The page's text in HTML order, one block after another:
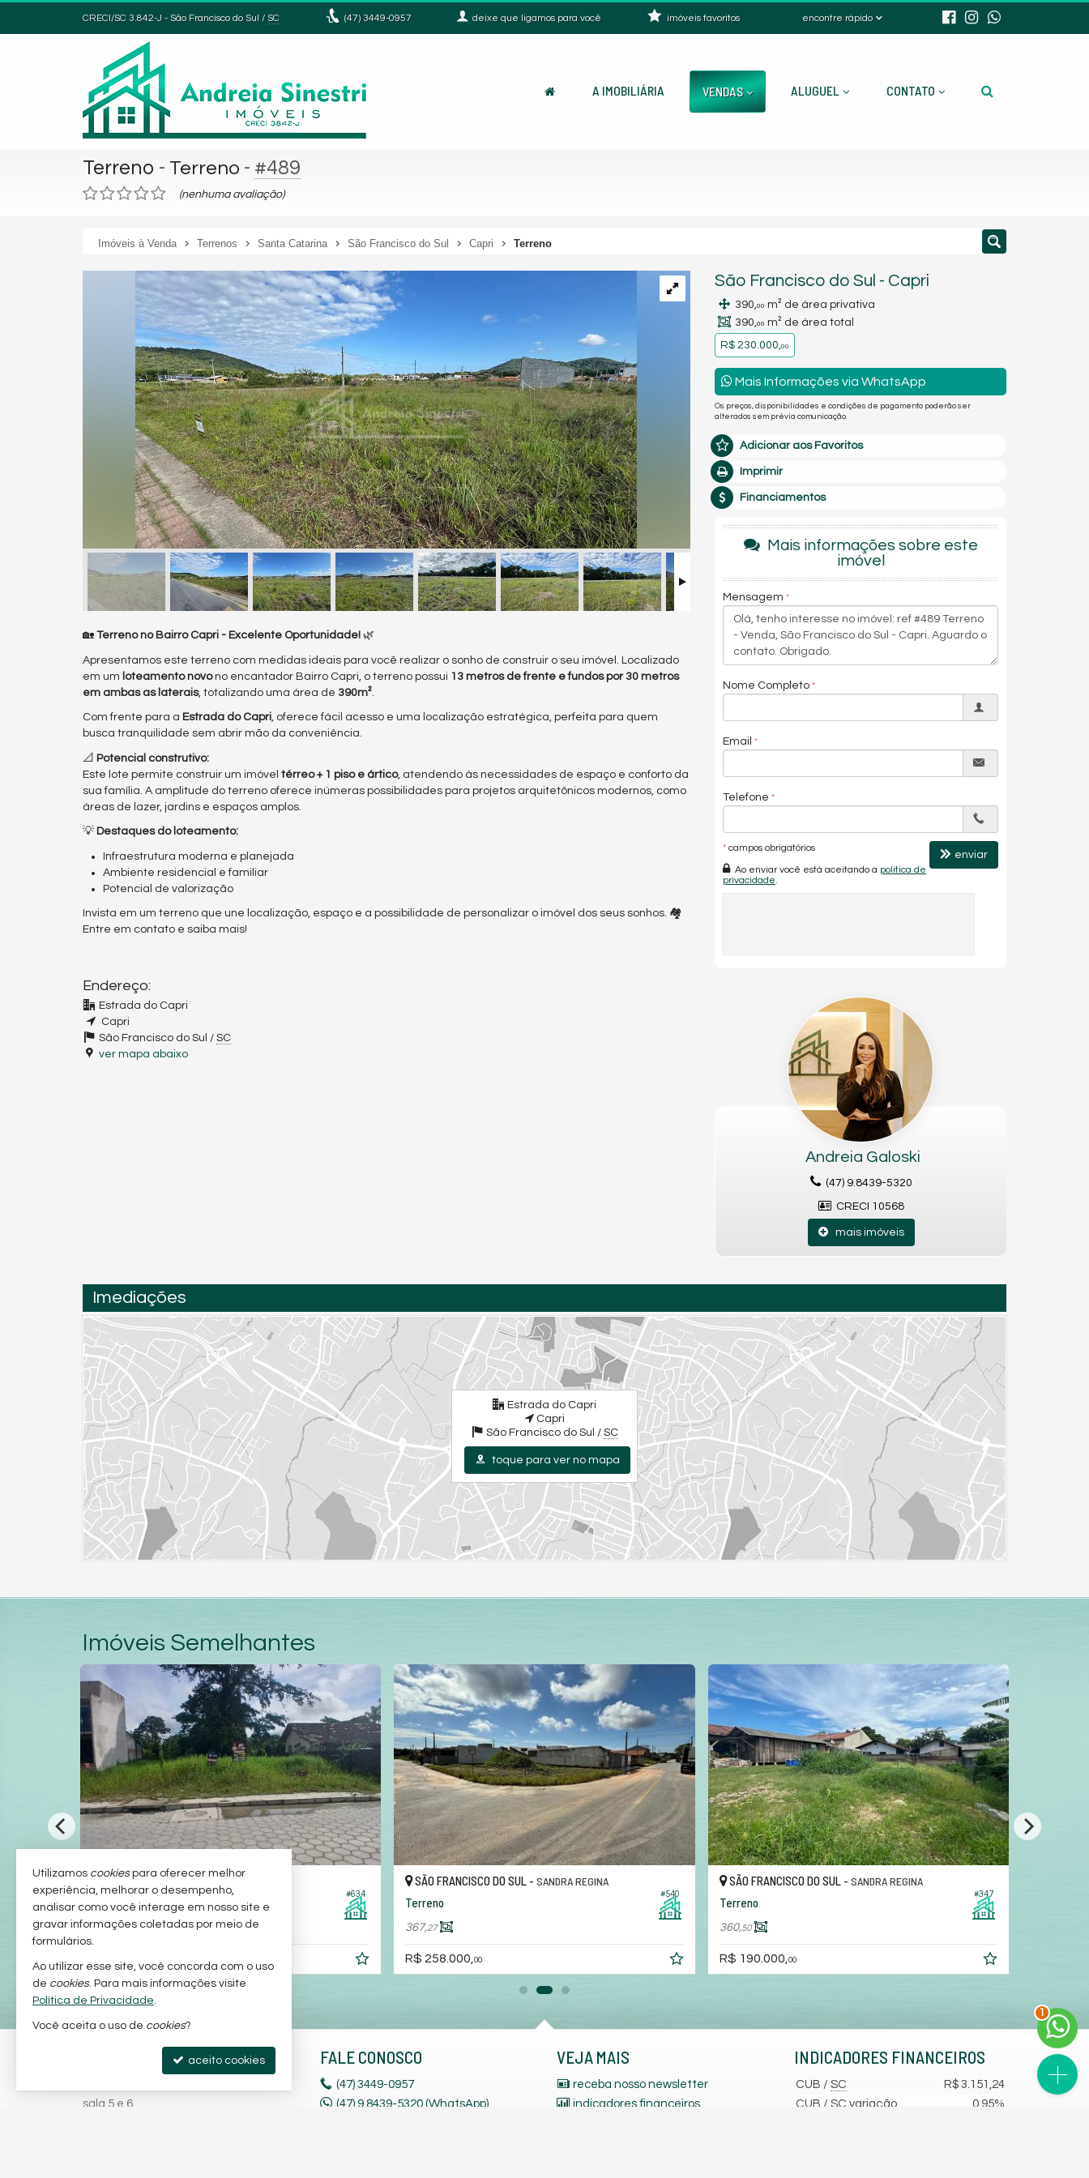
CRECI/SC 3.842-J - São Francisco do Sul / SC (47)3449-0957 deixe que ligamos para você encontre rápido
imóveis favoritos
A IMOBILIÁRIA VENDAS ALUGUEL CONTATO
Terreno - Terreno - #489
(nenhuma avaliação)
Imóveis à Venda Terrenos Santa Catarina São Francisco do Sul Capri Terreno
🏡 Terreno no Bairro Capri - Excelente Oportunidade! 🌿
Apresentamos este terreno com medidas ideais para você realizar o sonho de construir o seu imóvel. Localizado
em um loteamento novono encantador Bairro Capri, o terreno possui 13 metros de frente e fundos por 30 metros
em ambas as laterais, totalizando uma área de 390m²
Com frente para a Estrada do Capri, oferece fácil acesso e uma localização estratégica, perfeita para quem
busca tranquilidade sem abrir mão da conveniência.
📐 Potencial construtivo:
Este lote permite construir um imóvel térreo + 1 piso e ártico, atendendo às necessidades de espaço e conforto da
sua família. A amplitude do terreno oferece inúmeras possibilidades para projetos arquitetônicos modernos, como
áreas de lazer, jardins e espaços amplos.
💡 Destaques do loteamento:
Infraestrutura moderna e planejada
Ambiente residencial e familiar
Potencial de valorização
Invista em um terreno que une localização, espaço e a possibilidade de personalizar o imóvel dos seus sonhos. 🏘️
Entre em contato e saiba mais!
Endereço:
Estrada do Capri
Capri
São Francisco do Sul / SC
ver mapa abaixo
São Francisco do Sul - Capri
390,00 m² de área privativa
390,00 m² de área total
R$ 230.000,00
Mais Informações via WhatsApp
Os preços, disponibilidades e condições de pagamento poderão ser
alterados sem prévia comunicação.
Adicionar aos Favoritos
Imprimir
Financiamentos
Mais informações sobre este
imóvel
Mensagem
Nome Completo
Email
Telefone
* campos obrigatórios
Ao enviar você está aceitando a política de
privacidade
enviar
Andreia Galoski
(47) 9.8439-5320
CRECI 10568
mais imóveis
Imediações
Estrada do Capri
Capri
São Francisco do Sul / SC
toque para ver no mapa
Imóveis Semelhantes
#529 #634
SÃO FRANCISCO DO SUL -UBATUBA
Terreno
362,10
R$ 250.000,
#540
SÃO FRANCISCO DO SUL -SANDRA REGINA
Terreno
367,27
R$ 258.000,00
#347
SÃO FRANCISCO DO SUL - SANDRA REGINA
Terreno
360,50
R$ 190.000,00
ANDREIA SINESTRI IMÓVEIS
sala 5 e 6
FALE CONOSCO
(47)3449-0957
(47) 9.8439-5320 (WhatsApp)
VEJA MAIS
receba nosso newsletter
indicadores financeiros
INDICADORES FINANCEIROS
CUB / SC
R$ 3.151,24
CUB / SC variação
0,95%
Utilizamos cookiespara oferecer melhor
experiência, melhorar o desempenho,
analisar como você interage em nosso site e
gravar informações coletadas por meio de
formulários.
Ao utilizar esse site, você concorda com o uso
de cookies. Para mais informações visite
Política de Privacidade.
Você aceita o uso de cookies?
aceito cookies